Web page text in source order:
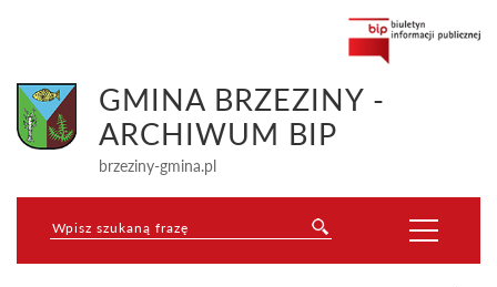
GMINA BRZEZINY -
ARCHIWUM BIP
brzeziny-gmina.pl